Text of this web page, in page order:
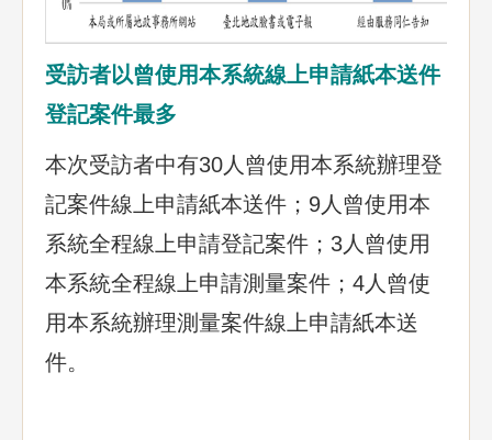
受訪者以曾使用本系統線上申請紙本送件
登記案件最多
本次受訪者中有30人曾使用本系統辦理登
記案件線上申請紙本送件；9人曾使用本
系統全程線上申請登記案件；3人曾使用
本系統全程線上申請測量案件；4人曾使
用本系統辦理測量案件線上申請紙本送
件。